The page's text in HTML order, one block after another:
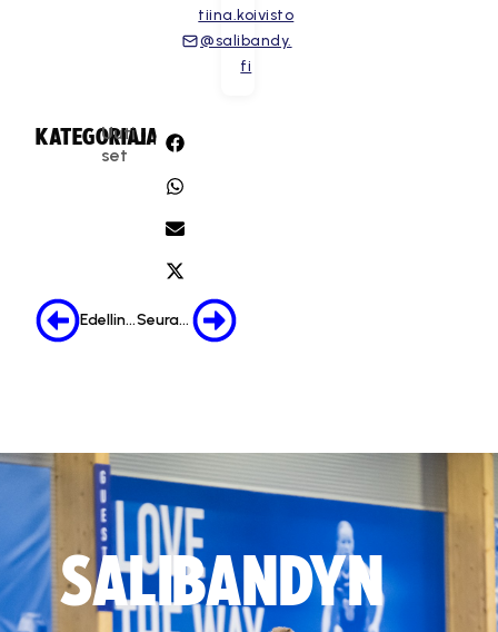
tiina.koivisto
@salibandy.
fi
KATEGORIA:
Uuti
set
JAA:
Edellinen Seuraava
SALIBANDYN